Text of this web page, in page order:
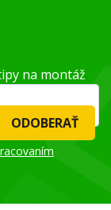
na montáž
ODOBERAŤ